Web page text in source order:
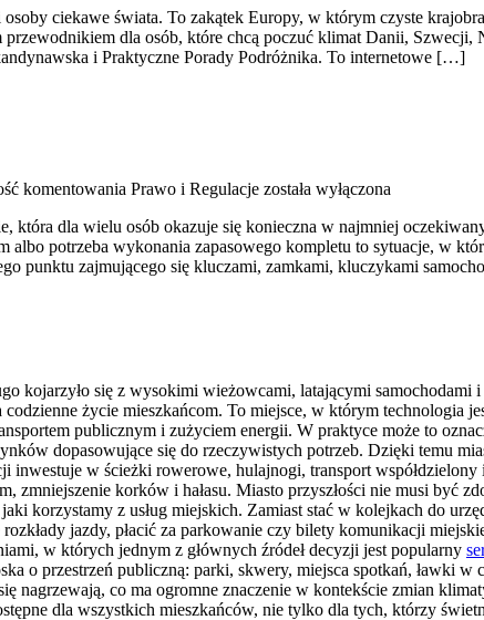
ciekawe świata. To zakątek Europy, w którym czyste
przewodnikiem dla osób, które chcą poczuć klimat Danii,
i Praktyczne Porady Podróżnika. To internetowe […]
komentowania Prawo i Regulacje została wyłączona
która dla wielu osób okazuje się konieczna w najmniej
albo potrzeba wykonania zapasowego kompletu to sytuacje, w
punktu zajmującego się kluczami, zamkami, kluczykami
kojarzyło się z wysokimi wieżowcami, latającymi
codzienne życie mieszkańcom. To miejsce, w którym
publicznym i zużyciem energii. W praktyce może to
dopasowujące się do rzeczywistych potrzeb. Dzięki temu
inwestuje w ścieżki rowerowe, hulajnogi, transport
zmniejszenie korków i hałasu. Miasto przyszłości nie musi być
korzystamy z usług miejskich. Zamiast stać w kolejkach do
jazdy, płacić za parkowanie czy bilety komunikacji
w których jednym z głównych źródeł decyzji jest popularny
o przestrzeń publiczną: parki, skwery, miejsca spotkań, ławki
nagrzewają, co ma ogromne znaczenie w kontekście zmian
dla wszystkich mieszkańców, nie tylko dla tych, którzy